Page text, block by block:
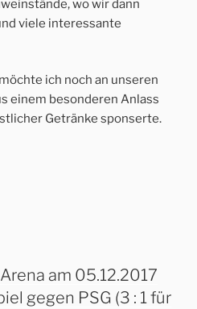
wo wir dann
viele interessante
ich noch an unseren
einem besonderen Anlass
Getränke sponserte.
am 05.12.2017
gegen PSG (3 : 1 für